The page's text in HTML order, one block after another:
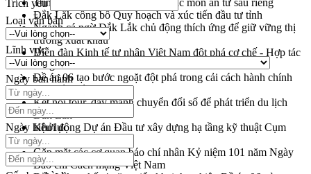
Trình diễn nghệ thuật chế biến các món ăn từ sầu riêng
Đắk Lắk công bố Quy hoạch và xúc tiến đầu tư tỉnh
Ngành cá ngừ Đắk Lắk chủ động thích ứng để giữ vững thị
trường xuất khẩu
Diễn đàn Kinh tế tư nhân Việt Nam đột phá cơ chế - Hợp tác
công tư
Đề án 06 tạo bước ngoặt đột phá trong cải cách hành chính
tỉnh Đắk Lắk
Kết nối tour, đẩy mạnh chuyển đổi số để phát triển du lịch
Đắk Lắk
Khởi động Dự án Đầu tư xây dựng hạ tầng kỹ thuật Cụm
công nghiệp Tân Tiến
Gặp mặt các cơ quan báo chí nhân Kỷ niệm 101 năm Ngày
Báo chí Cách mạng Việt Nam
Trích yếu
Loại văn bản
Lĩnh vực
Ngày ban hành
Ngày hiệu lực